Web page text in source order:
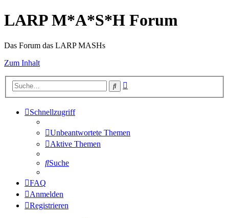
LARP M*A*S*H Forum
Das Forum das LARP MASHs
Zum Inhalt
Suche
Schnellzugriff
Unbeantwortete Themen
Aktive Themen
Suche
FAQ
Anmelden
Registrieren